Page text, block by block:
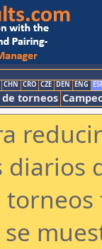
CHN CRO CZE DEN ENG
de torneos
diarios
se